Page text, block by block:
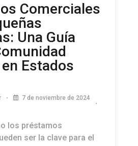
Comerciales
Una Guía
Estados
7 de noviembre de 2024
los préstamos
ser la clave para el